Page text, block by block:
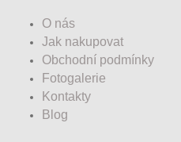
O nás
Jak nakupovat
Obchodní podmínky
Fotogalerie
Kontakty
Blog